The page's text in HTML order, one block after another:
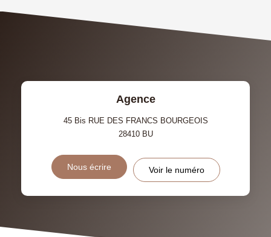
TAUX DE PROPRIÉTAIRES
DISTANCE DE L'AÉROPORT :
Agence
45 Bis RUE DES FRANCS BOURGEOIS
28410 BU
Nous écrire Voir le numéro